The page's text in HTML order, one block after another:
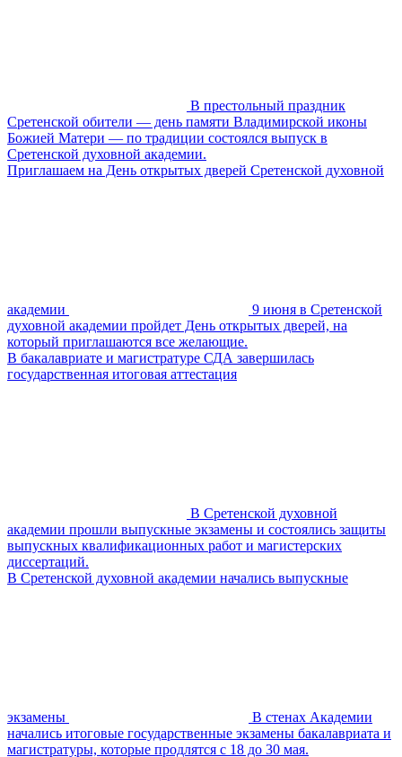
В престольный праздник
Сретенской обители — день памяти Владимирской иконы
Божией Матери — по традиции состоялся выпуск в
Сретенской духовной академии.
Приглашаем на День открытых дверей Сретенской духовной
академии
9 июня в Сретенской
духовной академии пройдет День открытых дверей, на
который приглашаются все желающие.
В бакалавриате и магистратуре СДА завершилась
государственная итоговая аттестация
В Сретенской духовной
академии прошли выпускные экзамены и состоялись защиты
выпускных квалификационных работ и магистерских
диссертаций.
В Сретенской духовной академии начались выпускные
экзамены
В стенах Академии
начались итоговые государственные экзамены бакалавриата и
магистратуры, которые продлятся с 18 до 30 мая.